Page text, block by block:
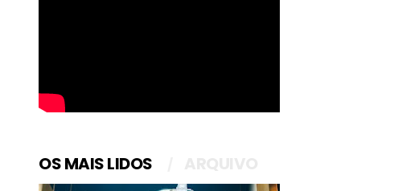
OS MAIS LIDOS